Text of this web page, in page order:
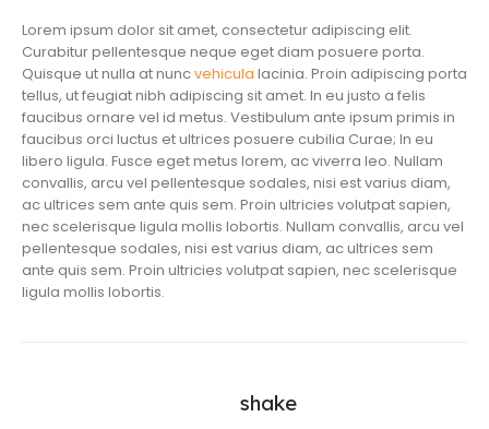
Lorem ipsum dolor sit amet, consectetur adipiscing elit.
Curabitur pellentesque neque eget diam posuere porta.
Quisque ut nulla at nuncvehicula lacinia. Proin adipiscing porta
tellus, ut feugiat nibh adipiscing sit amet. In eu justo a felis
faucibus ornare vel id metus. Vestibulum ante ipsum primis in
faucibus orci luctus et ultrices posuere cubilia Curae; In eu
libero ligula. Fusce eget metus lorem, ac viverra leo. Nullam
convallis, arcu vel pellentesque sodales, nisi est varius diam,
ac ultrices sem ante quis sem. Proin ultricies volutpat sapien,
nec scelerisque ligula mollis lobortis. Nullam convallis, arcu vel
pellentesque sodales, nisi est varius diam, ac ultrices sem
ante quis sem. Proin ultricies volutpat sapien, nec scelerisque
ligula mollis lobortis.
shake